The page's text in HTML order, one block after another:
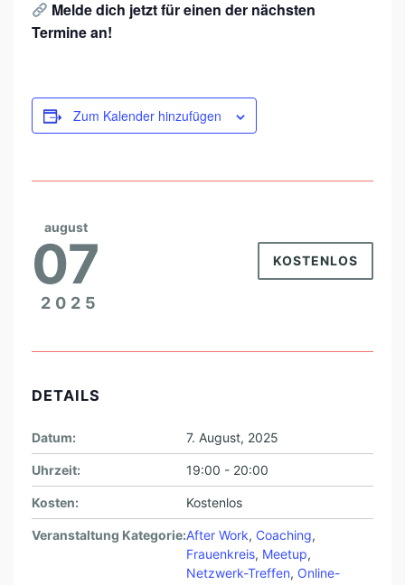
Melde dich jetzt für einen der nächsten
Termine an!
Zum Kalender hinzufügen
august
07
2025
KOSTENLOS
DETAILS
Datum: 7. August, 2025
Uhrzeit: 19:00 - 20:00
Kosten: Kostenlos
Veranstaltung Kategorie:After Work, Coaching,
Frauenkreis, Meetup,
Netzwerk-Treffen, Online-